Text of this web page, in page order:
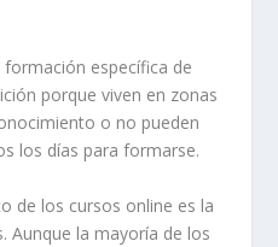
específica de
porque viven en zonas
o no pueden
los días para formarse.
de los cursos online es la
Aunque la mayoría de los